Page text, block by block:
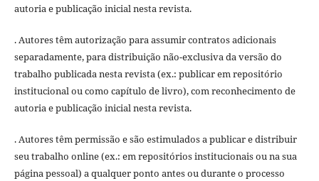
autoria e publicação inicial nesta revista.
. Autores têm autorização para assumir contratos adicionais
separadamente, para distribuição não-exclusiva da versão do
trabalho publicada nesta revista (ex.: publicar em repositório
institucional ou como capítulo de livro), com reconhecimento de
autoria e publicação inicial nesta revista.
. Autores têm permissão e são estimulados a publicar e distribuir
seu trabalho online (ex.: em repositórios institucionais ou na sua
página pessoal) a qualquer ponto antes ou durante o processo